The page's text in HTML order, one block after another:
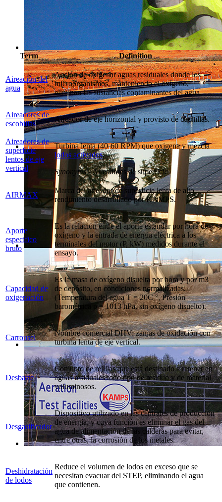
Term Definition
Aireación del
agua
Acción de oxigenar aguas residuales donde los
microorganismos, manteniendo el oxígeno,
eliminan las sustancias contaminantes del agua.
Aireadores de
escobillas
Aireador de eje horizontal y provisto de cuchillas.
Aireadores de
superficie
lentos de eje
vertical
Turbina lenta (40-60 RPM) que oxigena y mezcla
lodos activados.
Synonyms- Aireadores de superficie
AIRMAX
Marca del aireador de superficie lenta de alto
rendimiento desarrollado por KAMPS.
Aporte
especifico
bruto
Es la relación entre el aporte estándar por hora de
oxígeno y la entrada de energía eléctrica a los
terminales del motor (P, kW) medidos durante el
ensayo.
Capacidad de
oxigenación
Es la masa de oxígeno disuelta por hora y por m3
de depósito, en condiciones normalizadas.
(Temperatura del agua T = 20C °, Presión
barométrica p = 1013 hPa, sin oxígeno disuelto).
Carrousel
Nombre comercial DHV: zanjas de oxidación con
turbina lenta de eje vertical.
Desbaste
Conjunto de rejillas que está destinado a retener en
aguas residuales todo tipo de residuo y de material
voluminosos.
Desgasificador
Dispositivo utilizado en las centrales de producción
de energía, y cuya función es eliminar el gas del
agua de alimentación de las calderas para evitar,
entre otras, la corrosión de los metales.
Deshidratación
de lodos
Reduce el volumen de lodos en exceso que se
necesitan evacuar del STEP, eliminando el agua
que contienen.